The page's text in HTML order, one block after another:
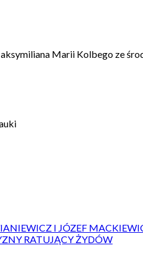
Marii Kolbego ze
I JÓZEF
RATUJĄCY ŻYDÓW